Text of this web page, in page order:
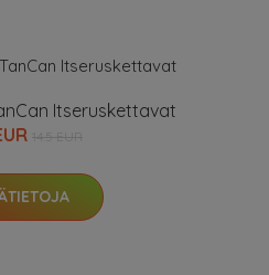
Itseruskettavat